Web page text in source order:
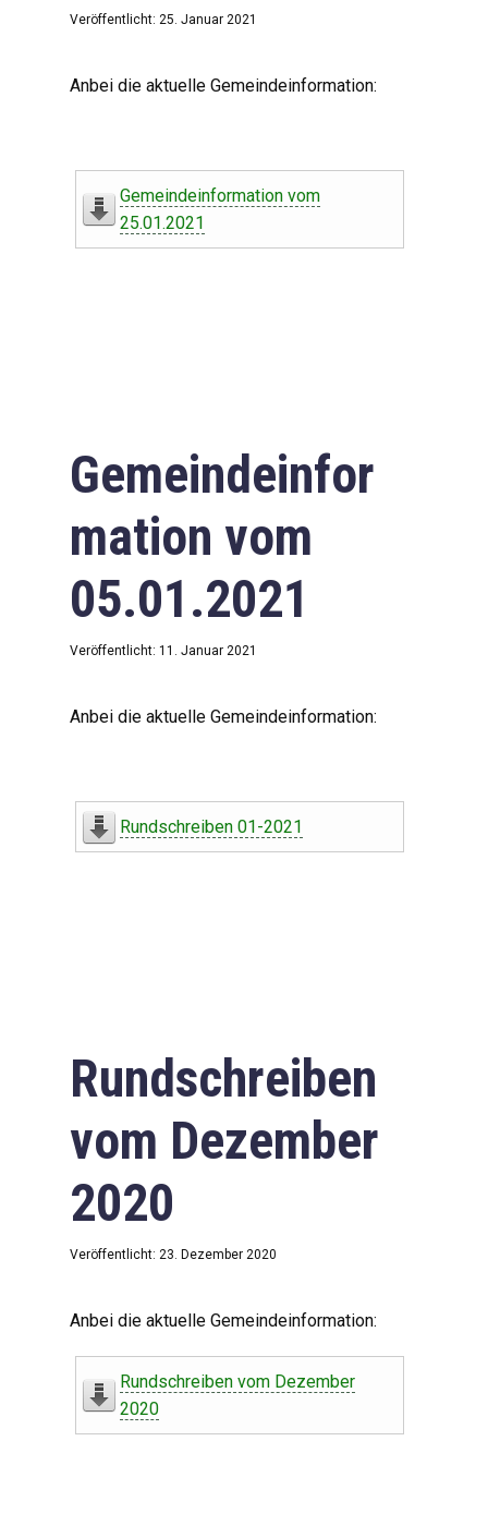
Veröffentlicht: 25. Januar 2021
Anbei die aktuelle Gemeindeinformation:
Gemeindeinformation vom
25.01.2021
Gemeindeinfor
mation vom
05.01.2021
Veröffentlicht: 11. Januar 2021
Anbei die aktuelle Gemeindeinformation:
Rundschreiben 01-2021
Rundschreiben
vom Dezember
2020
Veröffentlicht: 23. Dezember 2020
Anbei die aktuelle Gemeindeinformation:
Rundschreiben vom Dezember
2020